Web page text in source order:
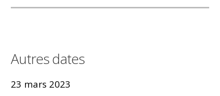
Autres dates
23 mars 2023